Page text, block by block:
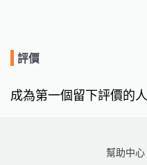
評價
成為第一個留下評價的人
幫助中心